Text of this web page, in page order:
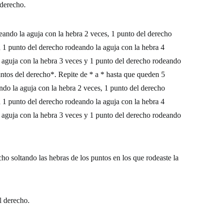
la aguja con la hebra 2 veces, 1 punto del derecho
punto del derecho rodeando la aguja con la hebra 4
con la hebra 3 veces y 1 punto del derecho rodeando
del derecho*. Repite de * a * hasta que queden 5
la aguja con la hebra 2 veces, 1 punto del derecho
punto del derecho rodeando la aguja con la hebra 4
con la hebra 3 veces y 1 punto del derecho rodeando
soltando las hebras de los puntos en los que rodeaste la
derecho.